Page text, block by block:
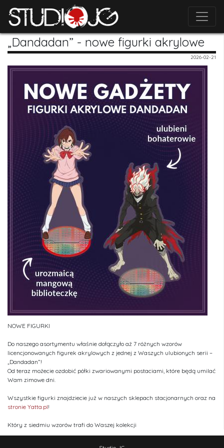
„Dandadan” - nowe figurki akrylowe
2026-02-21
NOWE FIGURKI
Do naszego asortymentu właśnie dołączyło aż 7 różnych wzorów
licencjonowanych figurek akrylowych z jednej z Waszych ulubionych serii –
„Dandadan”!
Od teraz możecie ozdobić półki zwariowanymi postaciami, które będą umilać
Wam zimowe dni.
Wszystkie figurki znajdziecie już w naszych sklepach stacjonarnych oraz na
stronie Yatta.pl!
Który z siedmiu wzorów trafi do Waszej kolekcji